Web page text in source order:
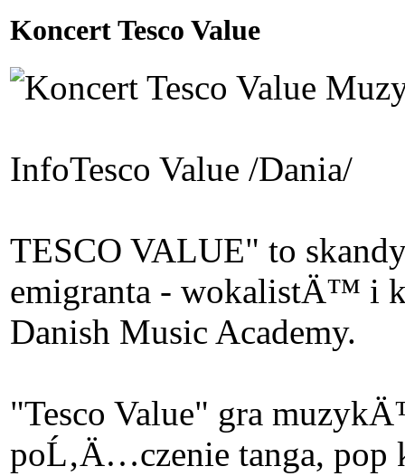
Koncert Tesco Value
InfoTesco Value /Dania/
TESCO VALUE" to
emigranta - wokalistÄ™ i
Danish Music Academy.
"Tesco Value" gra
poĹ‚Ä…czenie tanga, pop